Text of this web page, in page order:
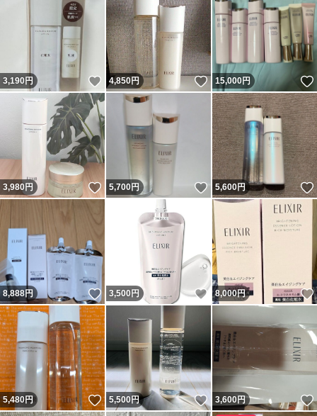
3,190円 いいね！
4,850円 いいね！
15,000円
3,980円 いいね！
5,700円 いいね！
5,600円
8,888円 いいね！
3,500 円 いいね！
8,000円
5,480円 いいね！
5,500円 いいね！
3,600円